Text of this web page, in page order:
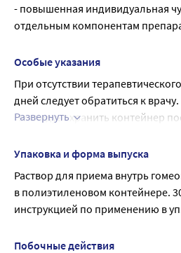
- повышенная индивидуальная
отдельным компонентам
Особые указания
При отсутствии
дней следует обратиться к врачу.
Не следует хранить контейнер
использования.
Развернуть
Упаковка и форма выпуска
Раствор для приема внутрь
в полиэтиленовом контейнере.
инструкцией по применению в
Побочные действия